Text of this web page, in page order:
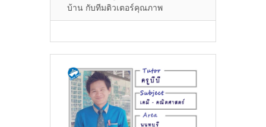
บ้าน กับทีมติวเตอร์คุณภาพ